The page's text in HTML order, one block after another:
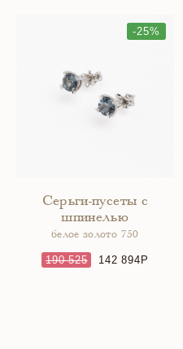
-25%
Серьги-пусеты с
шпинелью
белое золото 750
190 525 142 894